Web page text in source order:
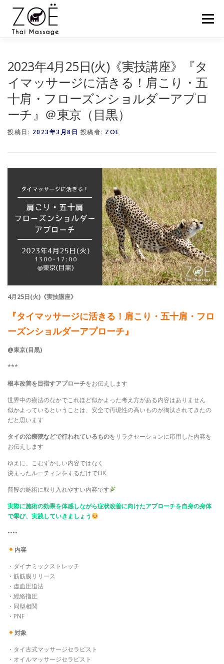
メニュー
スケジュール スクール セミナー ZOËの練習会
NEWS BLOG CONTACT
2023年4月25日(火)《実技講座》『タ
イマッサージに活きる！肩こり・五
十肩・フローズンショルダーアプロ
ーチ』＠東京（目黒）
投稿日: 2023年3月8日 投稿者: ZOË
4月25日(火)《実技講座》
『タイマッサージに活きる！肩こり・五十肩・フロ
ーズンショルダーアプローチ』
@東京(目黒)
***
根本改善を目指すアプローチをお伝えします
世界中の療法のなかでこれほど似かよった考え方がある内容はありません
似かよっているということは、安全で再現性の高いものが淘汰されてきたの
だと思います
タイの治療院などで行われているものをリラクセーションに応用した内容を
お伝えします
ゆえに、こむずかしい内容ではなく
決まったルーティンをするだけでOK
普段の施術に取り入れやすい内容です
実際に施術の効果を体感しながら症状改善に向けたアプローチを自身の身体
で學び、実践していきましょう
••••
内容
・ダイナミックストレッチ
・筋筋膜リリース
・虚血圧迫法
・經絡指圧
・同型相関
・PNF
対象
・タイ古式マッサージセラピスト
・オイルマッサージセラピスト